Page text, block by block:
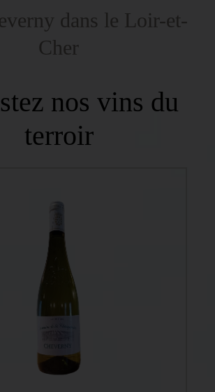
dans le Loir-et-
Cher
nos vins du
terroir